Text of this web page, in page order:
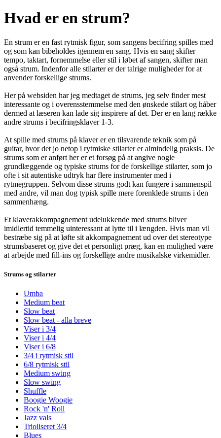
Hvad er en strum?
En strum er en fast rytmisk figur, som sangens becifring spilles med
og som kan bibeholdes igennem en sang. Hvis en sang skifter
tempo, taktart, fornemmelse eller stil i løbet af sangen, skifter man
også strum. Indenfor alle stilarter er der talrige muligheder for at
anvender forskellige strums.
Her på websiden har jeg medtaget de strums, jeg selv finder mest
interessante og i overensstemmelse med den ønskede stilart og håber
dermed at læseren kan lade sig inspirere af det. Der er en lang række
andre strums i becifringsklaver 1-3.
At spille med strums på klaver er en tilsvarende teknik som på
guitar, hvor det jo netop i rytmiske stilarter er almindelig praksis. De
strums som er anført her er et forsøg på at angive nogle
grundlæggende og typiske strums for de forskellige stilarter, som jo
ofte i sit autentiske udtryk har flere instrumenter med i
rytmegruppen. Selvom disse strums godt kan fungere i sammenspil
med andre, vil man dog typisk spille mere forenklede strums i den
sammenhæng.
Et klaverakkompagnement udelukkende med strums bliver
imidlertid temmelig uinteressant at lytte til i længden. Hvis man vil
bestræbe sig på at løfte sit akkompagnement ud over det stereotype
strumsbaseret og give det et personligt præg, kan en mulighed være
at arbejde med fill-ins og forskellige andre musikalske virkemidler.
Strums og stilarter
Umba
Medium beat
Slow beat
Slow beat - alla breve
Viser i 3/4
Viser i 4/4
Viser i 6/8
3/4 i rytmisk stil
6/8 rytmisk stil
Medium swing
Slow swing
Shuffle
Boogie Woogie
Rock 'n' Roll
Jazz vals
Trioliseret 3/4
Blues